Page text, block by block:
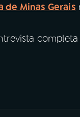
de Minas Gerais